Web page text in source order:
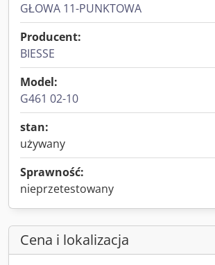
GŁOWA 11-PUNKTOWA
Producent:
BIESSE
Model:
G461 02-10
stan:
używany
Sprawność:
nieprzetestowany
Cena i lokalizacja